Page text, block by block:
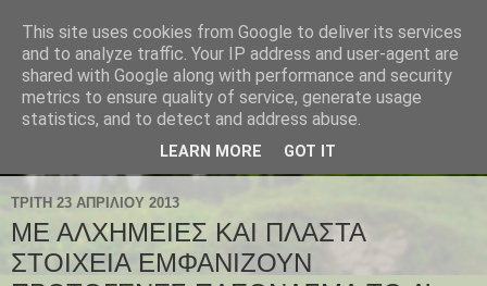
ΤΡΊΤΗ 23 ΑΠΡΙΛΊΟΥ 2013
ΜΕ ΑΛΧΗΜΕΙΕΣ ΚΑΙ ΠΛΑΣΤΑ
ΣΤΟΙΧΕΙΑ ΕΜΦΑΝΙΖΟΥΝ
This site uses cookies from Google to deliver its services
and to analyze traffic. Your IP address and user-agent are
shared with Google along with performance and security
metrics to ensure quality of service, generate usage
statistics, and to detect and address abuse.
LEARN MORE GOT IT